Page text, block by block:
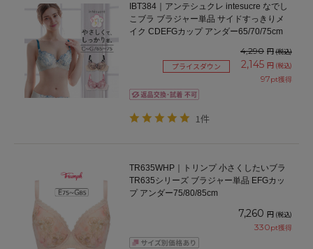
IBT384｜アンテシュクレ intesucre なでし
こブラ ブラジャー単品 サイドすっきりメ
イク CDEFGカップ アンダー65/70/75cm
4,290 円(税込)
プライスダウン 2,145 円 (税込)
97pt獲得
1件
TR635WHP｜トリンプ 小さくしたいブラ
TR635シリーズ ブラジャー単品 EFGカッ
プ アンダー75/80/85cm
7,260 円 (税込)
330pt獲得